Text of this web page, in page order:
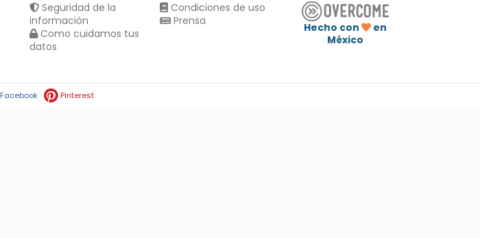
Seguridad de la
información
Como cuidamos tus
datos
Condiciones de uso
Prensa
Hecho con
en
México
Facebook Pinterest